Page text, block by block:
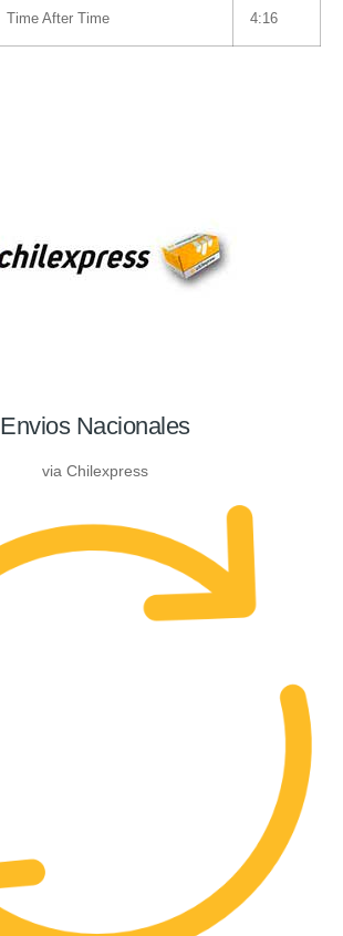
Time After Time 4:16
Envios Nacionales
via Chilexpress